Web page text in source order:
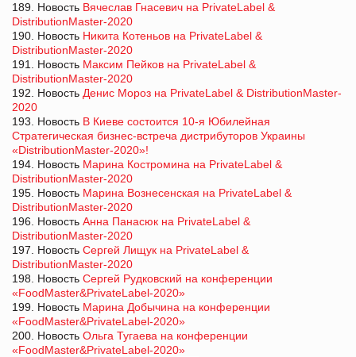
189. Новость Вячеслав Гнасевич на PrivateLabel &
DistributionMaster-2020
190. Новость Никита Котеньов на PrivateLabel &
DistributionMaster-2020
191. Новость Максим Пейков на PrivateLabel &
DistributionMaster-2020
192. Новость Денис Мороз на PrivateLabel & DistributionMaster-
2020
193. Новость В Киеве состоится 10-я Юбилейная
Стратегическая бизнес-встреча дистрибуторов Украины
«DistributionMaster-2020»!
194. Новость Марина Костромина на PrivateLabel &
DistributionMaster-2020
195. Новость Марина Вознесенская на PrivateLabel &
DistributionMaster-2020
196. Новость Анна Панасюк на PrivateLabel &
DistributionMaster-2020
197. Новость Сергей Лищук на PrivateLabel &
DistributionMaster-2020
198. Новость Сергей Рудковский на конференции
«FoodMaster&PrivateLabel-2020»
199. Новость Марина Добычина на конференции
«FoodMaster&PrivateLabel-2020»
200. Новость Ольга Тугаева на конференции
«FoodMaster&PrivateLabel-2020»